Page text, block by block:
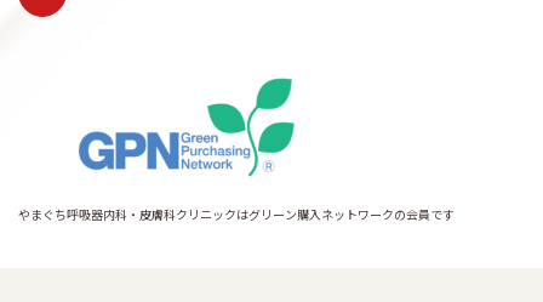
やまぐち呼吸器内科・皮膚科クリニックはグリーン購入ネットワークの会員です